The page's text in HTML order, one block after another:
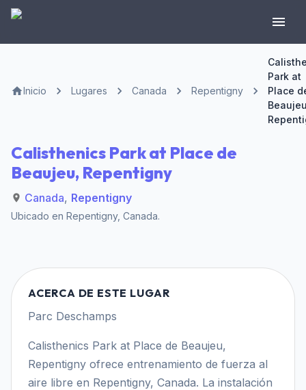
Inicio Lugares Canada Repentigny
Park at
Place
Calisthenics Park at Place de
Beaujeu, Repentigny
Canada, Repentigny
Ubicado en Repentigny, Canada.
ACERCA DE ESTE LUGAR
Parc Deschamps
Calisthenics Park at Place de Beaujeu,
Repentigny ofrece entrenamiento de fuerza al
aire libre en Repentigny, Canada. La instalación